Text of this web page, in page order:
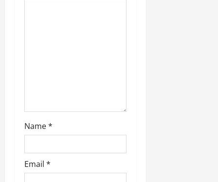
Name*
Email *